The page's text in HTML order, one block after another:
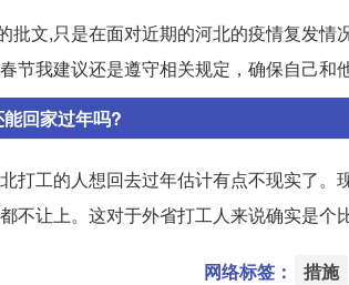
批文,只是在面对近期的河北的疫情复发
节我建议还是遵守相关规定，确保自己和
回家过年吗?
打工的人想回去过年估计有点不现实了
不让上。这对于外省打工人来说确实是个
网络标签： 措施